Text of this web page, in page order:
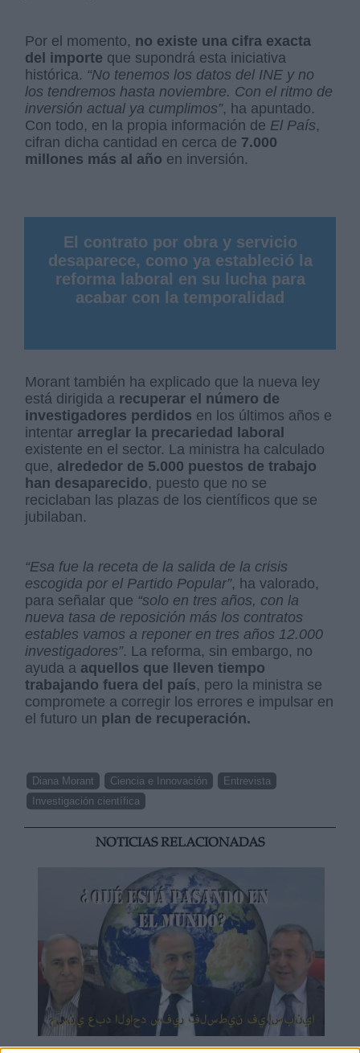
Por el momento, no existe una cifra exacta
del importe que supondrá esta iniciativa
histórica. “No tenemos los datos del INE y no
los tendremos hasta noviembre. Con el ritmo de
inversión actual ya cumplimos”, ha apuntado.
Con todo, en la propia información de El País,
cifran dicha cantidad en cerca de 7.000
millones más al año en inversión.
El contrato por obra y servicio
desaparece, como ya estableció la
reforma laboral en su lucha para
acabar con la temporalidad
Morant también ha explicado que la nueva ley
está dirigida a recuperar el número de
investigadores perdidos en los últimos años e
intentar arreglar la precariedad laboral
existente en el sector. La ministra ha calculado
que, alrededor de 5.000 puestos de trabajo
han desaparecido, puesto que no se
reciclaban las plazas de los científicos que se
jubilaban.
“Esa fue la receta de la salida de la crisis
escogida por el Partido Popular”, ha valorado,
para señalar que “solo en tres años, con la
nueva tasa de reposición más los contratos
estables vamos a reponer en tres años 12.000
investigadores”. La reforma, sin embargo, no
ayuda a aquellos que lleven tiempo
trabajando fuera del país, pero la ministra se
compromete a corregir los errores e impulsar en
el futuro un plan de recuperación.
Diana Morant Ciencia e Innovación
Entrevista
Investigación científica
NOTICIAS RELACIONADAS